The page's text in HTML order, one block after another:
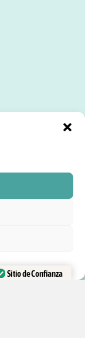
Sitio de Confianza